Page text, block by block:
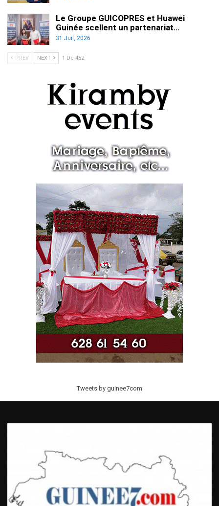
Le Groupe GUICOPRES et Huawei
Guinée scellent un partenariat…
31 Juil, 2026
PREV NEXT 1 De 452
Tweets by guinee7com